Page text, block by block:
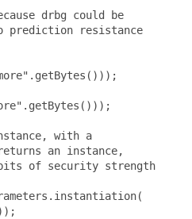
drbg could be
resistance
with a
an instance,
of security strength